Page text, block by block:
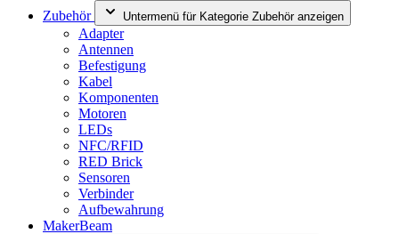
Zubehör
Untermenü für Kategorie Zubehör anzeigen
Adapter
Antennen
Befestigung
Kabel
Komponenten
Motoren
LEDs
NFC/RFID
RED Brick
Sensoren
Verbinder
Aufbewahrung
MakerBeam